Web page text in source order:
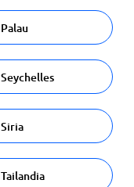
Palau
Seychelles
Siria
Tailandia